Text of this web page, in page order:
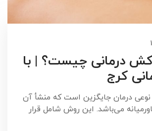
درمانی چیست؟ | با
کرج
نوعی درمان جایگزین است که منشأ آن
می‌باشد. این روش شامل قرار